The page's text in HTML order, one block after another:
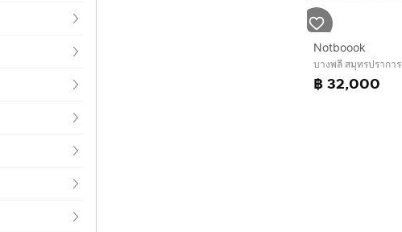
Notboook
บางพลี สมุทรปราการ
฿ 32,000